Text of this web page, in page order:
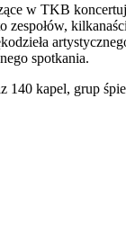
w TKB
spotkania.
140 kapel, grup